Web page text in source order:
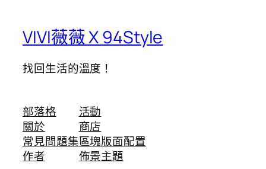
VIVI薇薇 X 94Style
找回生活的溫度！
部落格
關於
常見問題集
作者
活動
商店
區塊版面配置
佈景主題